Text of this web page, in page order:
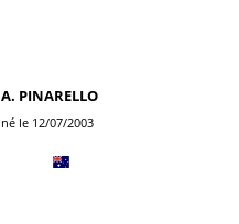
A. PINARELLO
né le 12/07/2003